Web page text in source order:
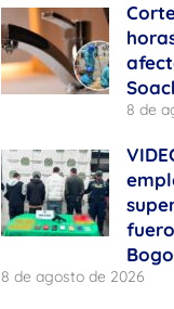
8 de
8 de agosto de 2026